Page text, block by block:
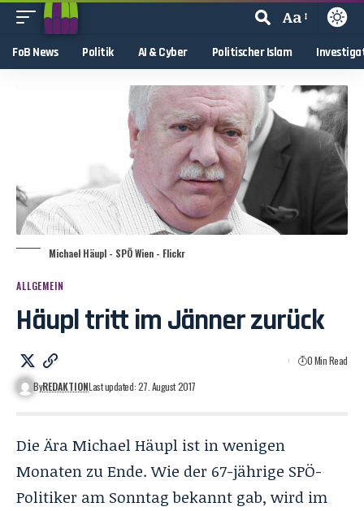
Aa
FoB News Politik AI & Cyber Politischer Islam
Michael Häupl - SPÖ Wien - Flickr
ALLGEMEIN
Häupl tritt im Jänner zurück
ByREDAKTIONLast updated: 27. August 2017
0 Min Read
Die Ära Michael Häupl ist in wenigen
Monaten zu Ende. Wie der 67-jährige SPÖ-
Politiker am Sonntag bekannt gab, wird im